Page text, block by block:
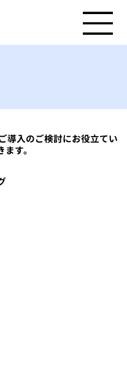
導入のご検討にお役立てい
す。